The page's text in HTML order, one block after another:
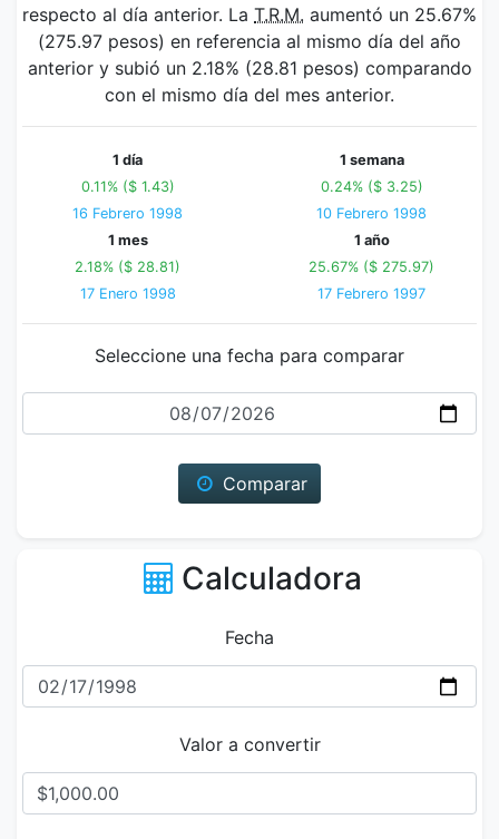
respecto al día anterior. La T.R.M. aumentó un 25.67%
(275.97 pesos) en referencia al mismo día del año
anterior y subió un 2.18% (28.81 pesos) comparando
con el mismo día del mes anterior.
1 día
0.11% ($ 1.43)
16 Febrero 1998
1 semana
0.24% ($ 3.25)
10 Febrero 1998
1 mes
2.18% ($ 28.81)
17 Enero 1998
1 año
25.67% ($ 275.97)
17 Febrero 1997
Seleccione una fecha para comparar
Fecha
Comparar
Calculadora
Fecha
Valor a convertir